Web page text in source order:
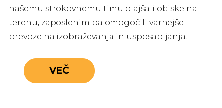
našemu strokovnemu timu olajšali obiske na
terenu, zaposlenim pa omogočili varnejše
prevoze na izobraževanja in usposabljanja.
VEČ